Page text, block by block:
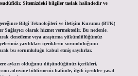
Sitemizdeki bilgiler taslak halindedir ve
Bilgi Teknolojileri ve İletişim Kurumu (BTK)
Sağlayıcı olarak hizmet vermektedir. Bu nedenle,
denetleme veya araştırma yükümlülüğümüz
yazdıkları içeriklerin sorumluluğunu
bu sorumluluğu kabul etmiş sayılırlar.
aykırı olduğunu düşündüğünüz içerikleri,
adresine bildirmeniz halinde, ilgili içerikler yasal